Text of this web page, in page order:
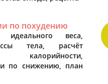
по похудению
идеального веса,
тела, расчёт
калорийности,
по снижению, план